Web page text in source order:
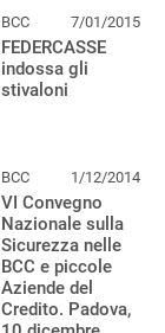
BCC 7/01/2015
FEDERCASSE
indossa gli
stivaloni
BCC 1/12/2014
VI Convegno
Nazionale sulla
Sicurezza nelle
BCC e piccole
Aziende del
Credito. Padova,